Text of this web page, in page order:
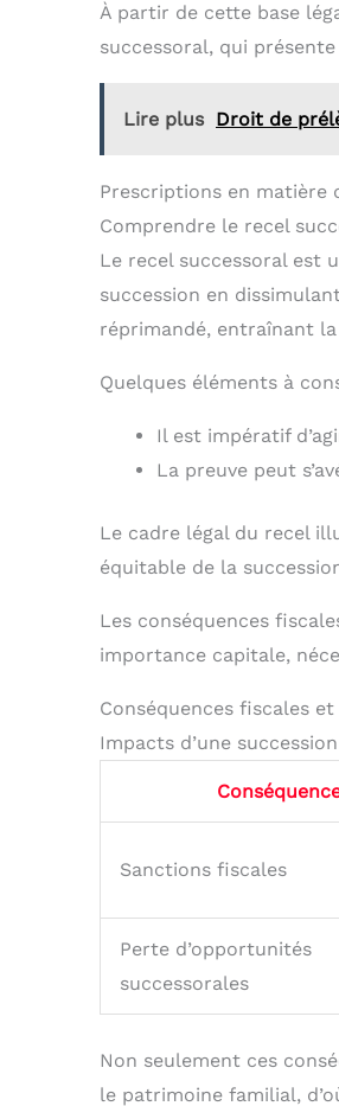
À partir de cette base
successoral, qui
Lire plus Droit de
Prescriptions en matière
Comprendre le recel
Le recel successoral est
succession en
réprimandé, entraînant
Quelques éléments à
Il est impératif
La preuve peut
Le cadre légal du recel
équitable de la
Les conséquences
importance capitale,
Conséquences fiscales
Impacts d’une
Sanctions fiscales
Perte d’opportunités
successorales
Non seulement ces
le patrimoine familial,